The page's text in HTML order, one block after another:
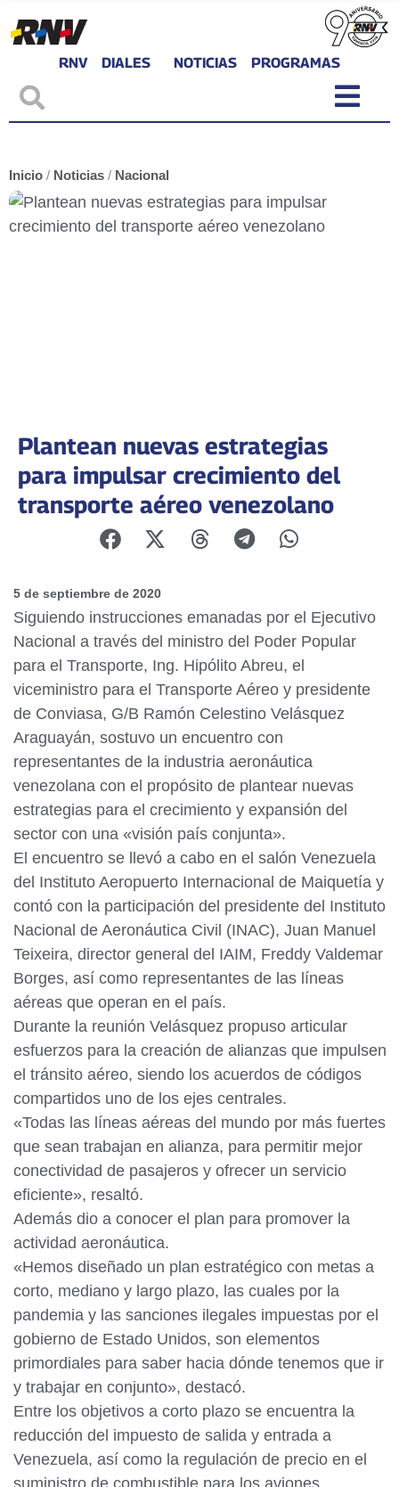
RNV DIALES NOTICIAS PROGRAMAS
Inicio / Noticias / Nacional
Plantean nuevas estrategias
para impulsar crecimiento del
transporte aéreo venezolano
5 de septiembre de 2020
Siguiendo instrucciones emanadas por el Ejecutivo
Nacional a través del ministro del Poder Popular
para el Transporte, Ing. Hipólito Abreu, el
viceministro para el Transporte Aéreo y presidente
de Conviasa, G/B Ramón Celestino Velásquez
Araguayán, sostuvo un encuentro con
representantes de la industria aeronáutica
venezolana con el propósito de plantear nuevas
estrategias para el crecimiento y expansión del
sector con una «visión país conjunta».
El encuentro se llevó a cabo en el salón Venezuela
del Instituto Aeropuerto Internacional de Maiquetía y
contó con la participación del presidente del Instituto
Nacional de Aeronáutica Civil (INAC), Juan Manuel
Teixeira, director general del IAIM, Freddy Valdemar
Borges, así como representantes de las líneas
aéreas que operan en el país.
Durante la reunión Velásquez propuso articular
esfuerzos para la creación de alianzas que impulsen
el tránsito aéreo, siendo los acuerdos de códigos
compartidos uno de los ejes centrales.
«Todas las líneas aéreas del mundo por más fuertes
que sean trabajan en alianza, para permitir mejor
conectividad de pasajeros y ofrecer un servicio
eficiente», resaltó.
Además dio a conocer el plan para promover la
actividad aeronáutica.
«Hemos diseñado un plan estratégico con metas a
corto, mediano y largo plazo, las cuales por la
pandemia y las sanciones ilegales impuestas por el
gobierno de Estado Unidos, son elementos
primordiales para saber hacia dónde tenemos que ir
y trabajar en conjunto», destacó.
Entre los objetivos a corto plazo se encuentra la
reducción del impuesto de salida y entrada a
Venezuela, así como la regulación de precio en el
suministro de combustible para los aviones.